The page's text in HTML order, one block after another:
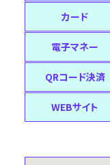
カード
電子マネー
QRコード決済
WEBサイト